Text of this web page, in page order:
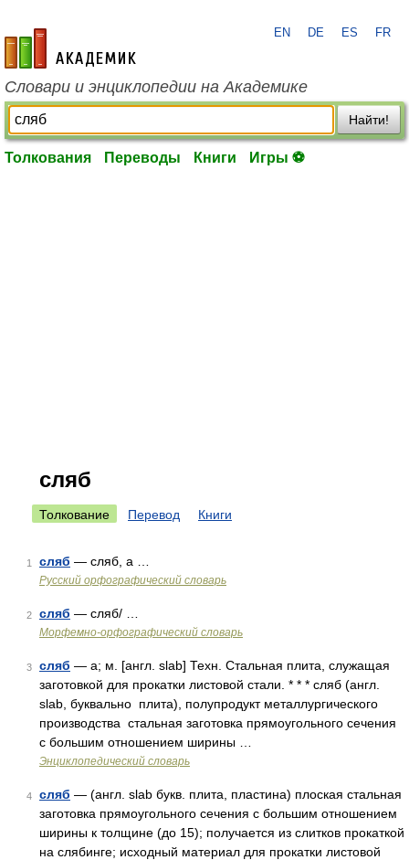
academic.ru
EN DE ES FR
Словари и энциклопедии на Академике
Найти!
Толкования Переводы Книги Игры ⚽
сляб
Толкование Перевод Книги
1 сляб — сляб, а …
Русский орфографический словарь
2 сляб — сляб/ …
Морфемно-орфографический словарь
3 сляб — а; м. [англ. slab] Техн. Стальная плита, служащая
заготовкой для прокатки листовой стали. * * * сляб (англ.
slab, буквально плита), полупродукт металлургического
производства стальная заготовка прямоугольного сечения
с большим отношением ширины …
Энциклопедический словарь
4 сляб — (англ. slab букв. плита, пластина) плоская стальная
заготовка прямоугольного сечения с большим отношением
ширины к толщине (до 15); получается из слитков прокаткой
на слябинге; исходный материал для прокатки листовой